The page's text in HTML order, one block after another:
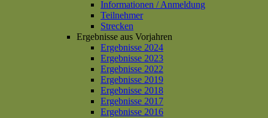
Informationen / Anmeldung
Teilnehmer
Strecken
Ergebnisse aus Vorjahren
Ergebnisse 2024
Ergebnisse 2023
Ergebnisse 2022
Ergebnisse 2019
Ergebnisse 2018
Ergebnisse 2017
Ergebnisse 2016